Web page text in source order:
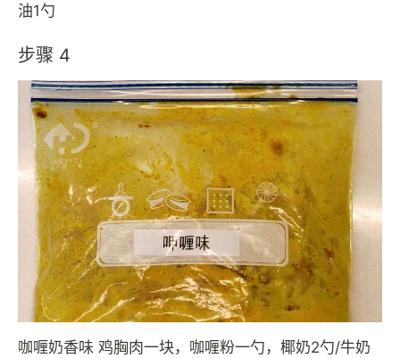
油1勺
步骤 4
咖喱奶香味 鸡胸肉一块，咖喱粉一勺，椰奶2勺/牛奶